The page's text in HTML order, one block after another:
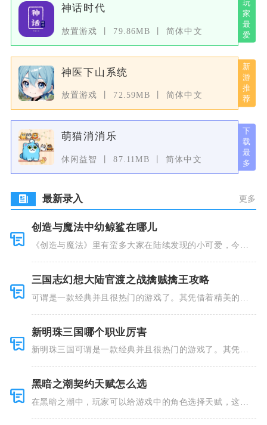
神话时代
放置游戏 79.86MB 简体中文
神医下山系统
放置游戏 72.59MB 简体中文
萌猫消消乐
休闲益智 87.11MB 简体中文
最新录入 更多
创造与魔法中幼鲸鲨在哪儿
《创造与魔法》里有蛮多大家在陆续发现的小可爱，今天
三国志幻想大陆官渡之战擒贼擒王攻略
可谓是一款经典并且很热门的游戏了。其凭借着精美的画
新明珠三国哪个职业厉害
新明珠三国可谓是一款经典并且很热门的游戏了。其凭借
黑暗之潮契约天赋怎么选
在黑暗之潮中，玩家可以给游戏中的角色选择天赋，这些